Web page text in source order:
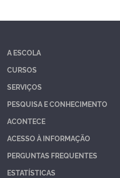
A ESCOLA
CURSOS
SERVIÇOS
PESQUISA E CONHECIMENTO
ACONTECE
ACESSO À INFORMAÇÃO
PERGUNTAS FREQUENTES
ESTATÍSTICAS